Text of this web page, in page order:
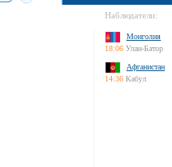
Наблюдатели:
Монголия
18:06 Улан-Батор
Афганистан
14:36 Кабул